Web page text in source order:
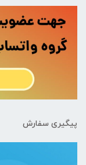
پیگیری سفارش